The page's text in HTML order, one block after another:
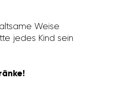
Weise
jedes Kind sein